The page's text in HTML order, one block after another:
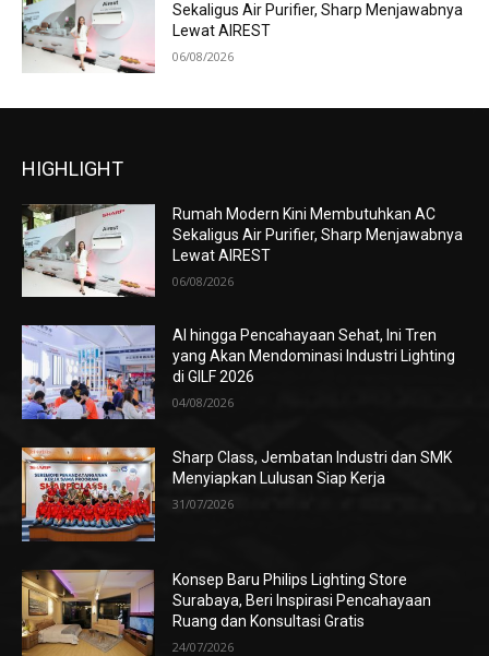
Sekaligus Air Purifier, Sharp Menjawabnya
Lewat AIREST
06/08/2026
HIGHLIGHT
Rumah Modern Kini Membutuhkan AC
Sekaligus Air Purifier, Sharp Menjawabnya
Lewat AIREST
06/08/2026
AI hingga Pencahayaan Sehat, Ini Tren
yang Akan Mendominasi Industri Lighting
di GILF 2026
04/08/2026
Sharp Class, Jembatan Industri dan SMK
Menyiapkan Lulusan Siap Kerja
31/07/2026
Konsep Baru Philips Lighting Store
Surabaya, Beri Inspirasi Pencahayaan
Ruang dan Konsultasi Gratis
24/07/2026